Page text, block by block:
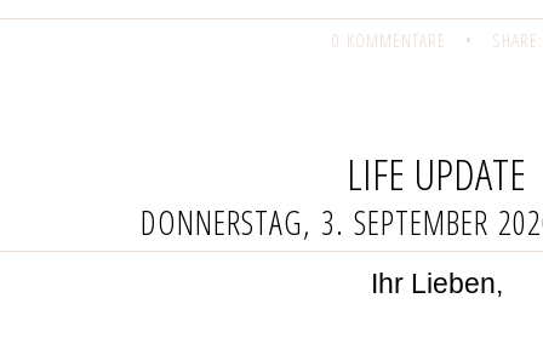
0 KOMMENTARE • SHARE:
LIFE UPDATE
DONNERSTAG, 3. SEPTEMBER
Ihr Lieben,